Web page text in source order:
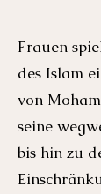
Frauen
des Islam
von
seine
bis hin zu